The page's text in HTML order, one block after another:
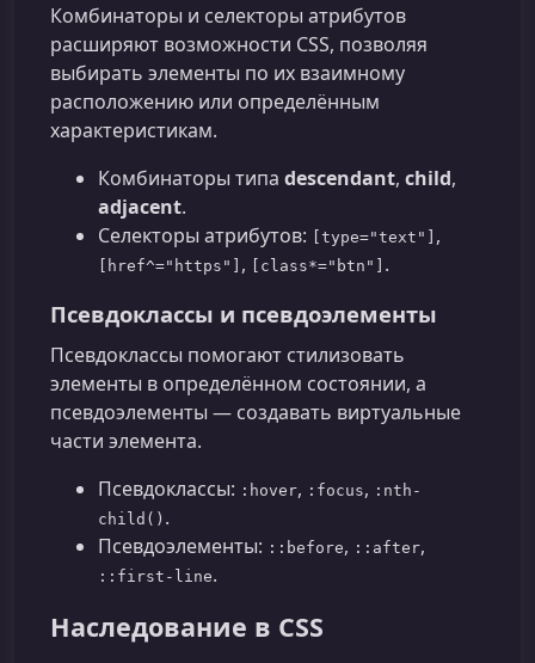
Комбинаторы и селекторы атрибутов
расширяют возможности CSS, позволяя
выбирать элементы по их взаимному
расположению или определённым
характеристикам.
Комбинаторы типа descendant, child,
adjacent.
Селекторы атрибутов:
[type="text"] ,
[href^="https"] , [class*="btn"] .
Псевдоклассы и псевдоэлементы
Псевдоклассы помогают стилизовать
элементы в определённом состоянии, а
псевдоэлементы — создавать виртуальные
части элемента.
Псевдоклассы: :hover, :focus, :nth-
child() .
Псевдоэлементы: ::before, ::after,
::first-line.
Наследование в CSS